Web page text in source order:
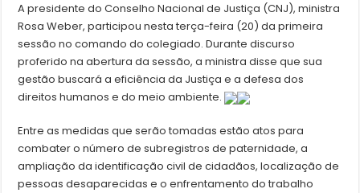
A presidente do Conselho Nacional de Justiça (CNJ), ministra
Rosa Weber, participou nesta terça-feira (20) da primeira
sessão no comando do colegiado. Durante discurso
proferido na abertura da sessão, a ministra disse que sua
gestão buscará a eficiência da Justiça e a defesa dos
direitos humanos e do meio ambiente.
Entre as medidas que serão tomadas estão atos para
combater o número de subregistros de paternidade, a
ampliação da identificação civil de cidadãos, localização de
pessoas desaparecidas e o enfrentamento do trabalho